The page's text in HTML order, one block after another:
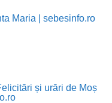
Maria | sebesinfo.ro
și urări de Moș